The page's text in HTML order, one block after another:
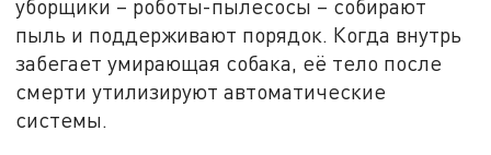
уборщики – роботы-пылесосы – собирают
пыль и поддерживают порядок. Когда внутрь
забегает умирающая собака, её тело после
смерти утилизируют автоматические
системы.